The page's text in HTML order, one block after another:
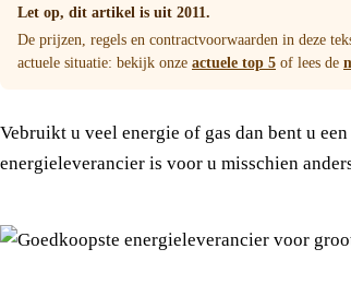
Let op, dit artikel is uit 2011.
De prijzen, regels en contractvoorwaarden in deze
actuele situatie: bekijk onze actuele top 5 of lees de
Vebruikt u veel energie of gas dan bent u
energieleverancier is voor u misschien